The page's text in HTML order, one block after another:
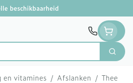
beschikbaarheid
Zoek
en vitamines / Afslanken / Thee